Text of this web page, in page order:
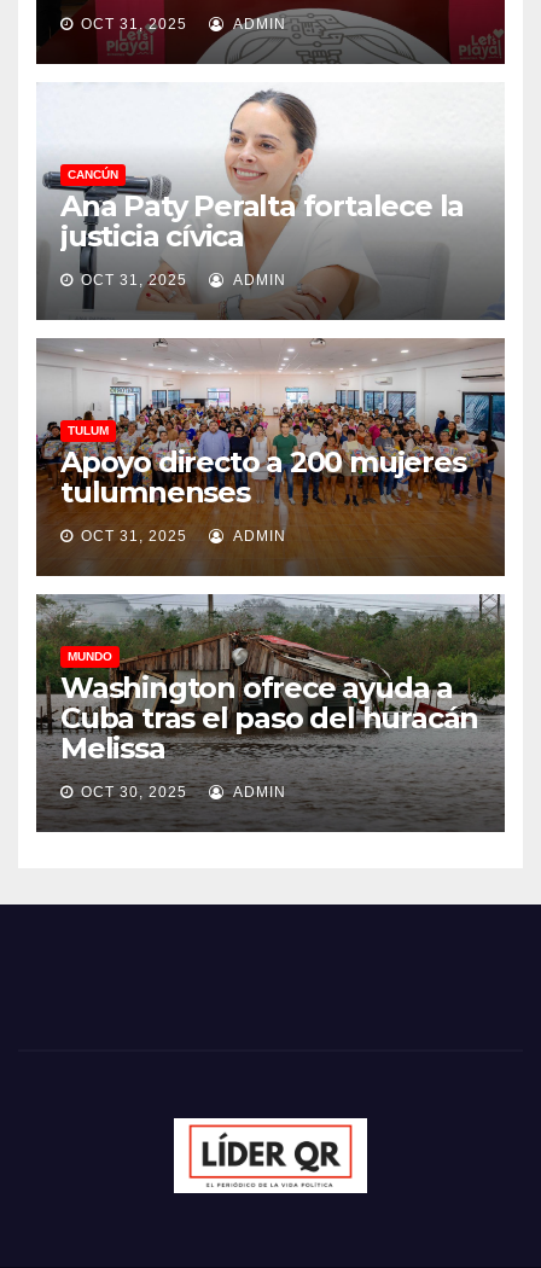
OCT 31, 2025 ADMIN
CANCÚN
Ana Paty Peralta fortalece la
justicia cívica
OCT 31, 2025 ADMIN
TULUM
Apoyo directo a 200 mujeres
tulumnenses
OCT 31, 2025 ADMIN
MUNDO
Washington ofrece ayuda a
Cuba tras el paso del huracán
Melissa
OCT 30, 2025 ADMIN